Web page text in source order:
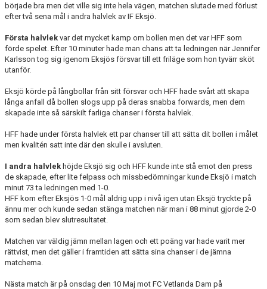
började bra men det ville sig inte hela vägen, matchen slutade med förlust
efter två sena mål i andra halvlek av IF Eksjö.
Första halvlek var det mycket kamp om bollen men det var HFF som
förde spelet. Efter 10 minuter hade man chans att ta ledningen när Jennifer
Karlsson tog sig igenom Eksjös försvar till ett friläge som hon tyvärr sköt
utanför.
Eksjö körde på långbollar från sitt försvar och HFF hade svårt att skapa
långa anfall då bollen slogs upp på deras snabba forwards, men dem
skapade inte så särskilt farliga chanser i första halvlek.
HFF hade under första halvlek ett par chanser till att sätta dit bollen i målet
men kvalitén satt inte där den skulle i avsluten.
I andra halvlek höjde Eksjö sig och HFF kunde inte stå emot den press
de skapade, efter lite felpass och missbedömningar kunde Eksjö i match
minut 73 ta ledningen med 1-0.
HFF kom efter Eksjös 1-0 mål aldrig upp i nivå igen utan Eksjö tryckte på
ännu mer och kunde sedan stänga matchen när man i 88 minut gjorde 2-0
som sedan blev slutresultatet.
Matchen var väldig jämn mellan lagen och ett poäng var hade varit mer
rättvist, men det gäller i framtiden att sätta sina chanser i de jämna
matcherna.
Nästa match är på onsdag den 10 Maj mot FC Vetlanda Dam på